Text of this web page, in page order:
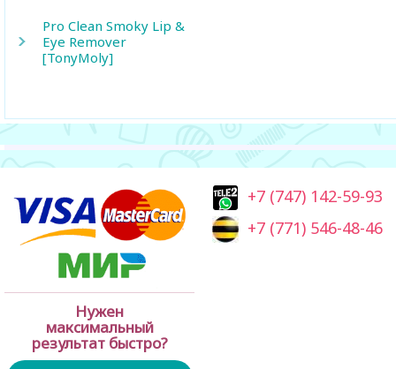
Pro Clean Smoky Lip &
Eye Remover
[TonyMoly]
Нужен
максимальный
результат быстро?
+7 (747) 142-59-93
+7 (771) 546-48-46